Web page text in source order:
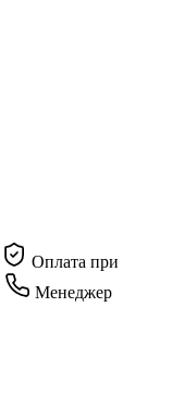
Оплата при
Менеджер